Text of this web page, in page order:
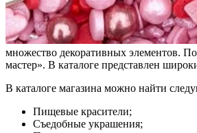
множество декоративных элементов.
мастер». В каталоге представлен
В каталоге магазина можно найти
Пищевые красители;
Съедобные украшения;